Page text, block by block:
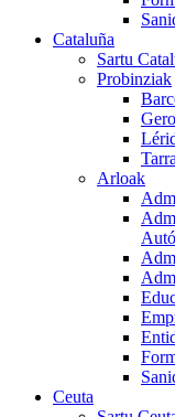
Cataluña
Sartu
Probinziak
Arloak
Ceuta